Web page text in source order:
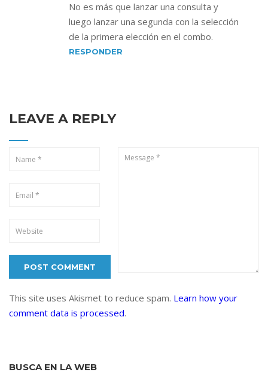
No es más que lanzar una consulta y
luego lanzar una segunda con la selección
de la primera elección en el combo.
RESPONDER
LEAVE A REPLY
This site uses Akismet to reduce spam. Learn how your
comment data is processed.
BUSCA EN LA WEB